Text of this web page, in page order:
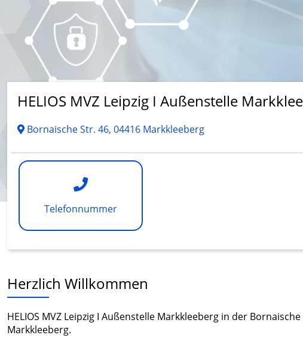
HELIOS MVZ Leipzig I Außenstelle
Bornaische Str. 46, 04416 Markkleeberg
Telefonnummer
Herzlich Willkommen
HELIOS MVZ Leipzig I Außenstelle Markkleeberg in der
Markkleeberg.